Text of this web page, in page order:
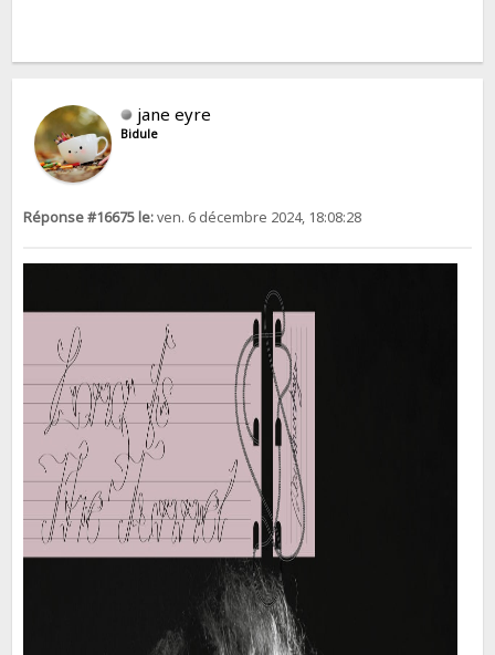
jane eyre
Bidule
Réponse #16675 le:ven. 6 décembre 2024, 18:08:28